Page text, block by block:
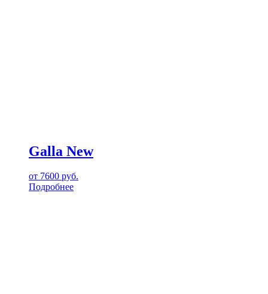
Galla New
от 7600 руб.
Подробнее